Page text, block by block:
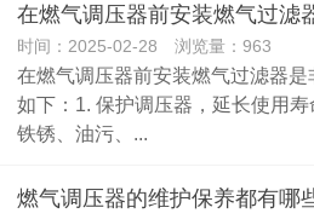
在燃气调压器前安装燃气过滤
时间：2025-02-28 浏览量：963
在燃气调压器前安装燃气过滤器
如下：1. 保护调压器，延长使用寿
铁锈、油污、...
燃气调压器的维护保养都有哪